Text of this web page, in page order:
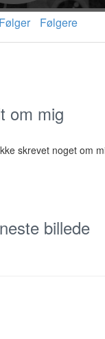
Følger Følgere
om mig
skrevet noget om
billede